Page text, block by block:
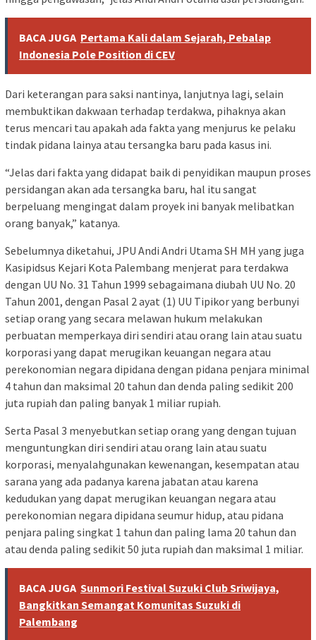
BACA JUGA Pertama Kali dalam Sejarah, Pebalap
Indonesia Pole Position di CEV
Dari keterangan para saksi nantinya, lanjutnya lagi, selain
membuktikan dakwaan terhadap terdakwa, pihaknya akan
terus mencari tau apakah ada fakta yang menjurus ke pelaku
tindak pidana lainya atau tersangka baru pada kasus ini.
“Jelas dari fakta yang didapat baik di penyidikan maupun proses
persidangan akan ada tersangka baru, hal itu sangat
berpeluang mengingat dalam proyek ini banyak melibatkan
orang banyak,” katanya.
Sebelumnya diketahui, JPU Andi Andri Utama SH MH yang juga
Kasipidsus Kejari Kota Palembang menjerat para terdakwa
dengan UU No. 31 Tahun 1999 sebagaimana diubah UU No. 20
Tahun 2001, dengan Pasal 2 ayat (1) UU Tipikor yang berbunyi
setiap orang yang secara melawan hukum melakukan
perbuatan memperkaya diri sendiri atau orang lain atau suatu
korporasi yang dapat merugikan keuangan negara atau
perekonomian negara dipidana dengan pidana penjara minimal
4 tahun dan maksimal 20 tahun dan denda paling sedikit 200
juta rupiah dan paling banyak 1 miliar rupiah.
Serta Pasal 3 menyebutkan setiap orang yang dengan tujuan
menguntungkan diri sendiri atau orang lain atau suatu
korporasi, menyalahgunakan kewenangan, kesempatan atau
sarana yang ada padanya karena jabatan atau karena
kedudukan yang dapat merugikan keuangan negara atau
perekonomian negara dipidana seumur hidup, atau pidana
penjara paling singkat 1 tahun dan paling lama 20 tahun dan
atau denda paling sedikit 50 juta rupiah dan maksimal 1 miliar.
BACA JUGA Sunmori Festival Suzuki Club Sriwijaya,
Bangkitkan Semangat Komunitas Suzuki di
Palembang